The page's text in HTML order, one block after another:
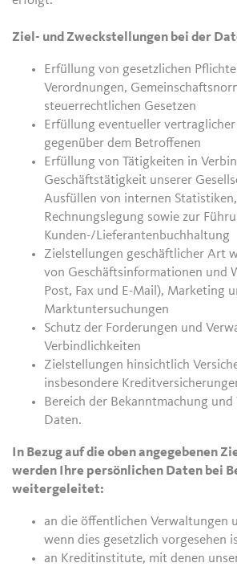
Ziel- und Zweckstellungen bei der
Erfüllung von gesetzlichen
Verordnungen,
steuerrechtlichen Gesetzen
Erfüllung eventueller
gegenüber dem Betroffenen
Erfüllung von Tätigkeiten in
Geschäftstätigkeit unserer
Ausfüllen von internen
Rechnungslegung sowie zur
Kunden-/Lieferantenbuchhaltung
Zielstellungen geschäftlicher Art
von Geschäftsinformationen und
Post, Fax und E-Mail), Marketing
Marktuntersuchungen
Schutz der Forderungen und
Verbindlichkeiten
Zielstellungen hinsichtlich
insbesondere
Bereich der Bekanntmachung
Daten.
In Bezug auf die oben angegebenen
werden Ihre persönlichen Daten bei
weitergeleitet:
an die öffentlichen Verwaltungen
wenn dies gesetzlich vorgesehen
an Kreditinstitute, mit denen